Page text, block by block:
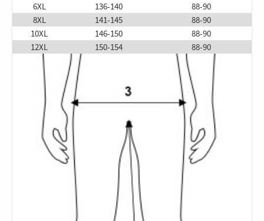
6XL
136-140
88-90
8XL
141-145
88-90
10XL
146-150
88-90
12XL
150-154 88-90